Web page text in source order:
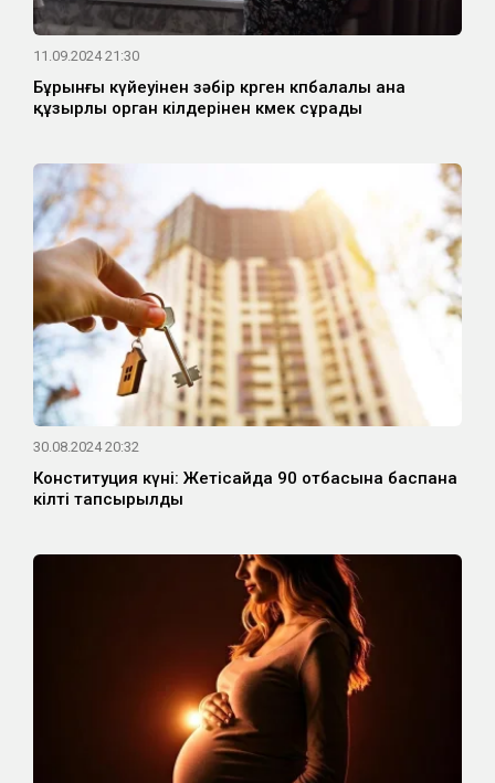
11.09.2024 21:30
Бұрынғы күйеуінен зәбір көрген көпбалалы ана
құзырлы орган өкілдерінен көмек сұрады
30.08.2024 20:32
Конституция күні: Жетісайда 90 отбасына баспана
кілті тапсырылды